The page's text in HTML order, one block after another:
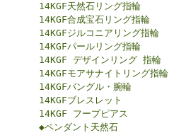
14KGF天然石リング指輪
14KGF合成宝石リング指輪
14KGFジルコニアリング指輪
14KGFパールリング指輪
14KGF デザインリング 指輪
14KGFモアサナイトリング指輪
14KGFバングル・腕輪
14KGFブレスレット
14KGF フープピアス
◆ペンダント天然石